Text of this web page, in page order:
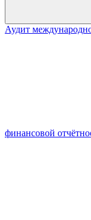
Аудит
финансовой